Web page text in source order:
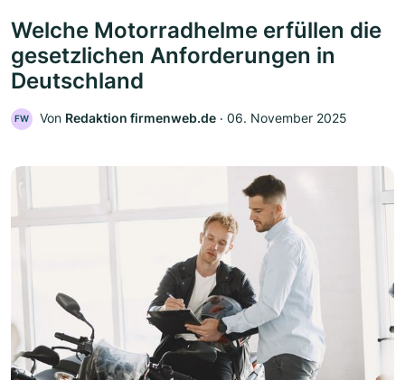
Welche Motorradhelme erfüllen die
gesetzlichen Anforderungen in
Deutschland
FW Von Redaktion firmenweb.de ‧ 06. November 2025